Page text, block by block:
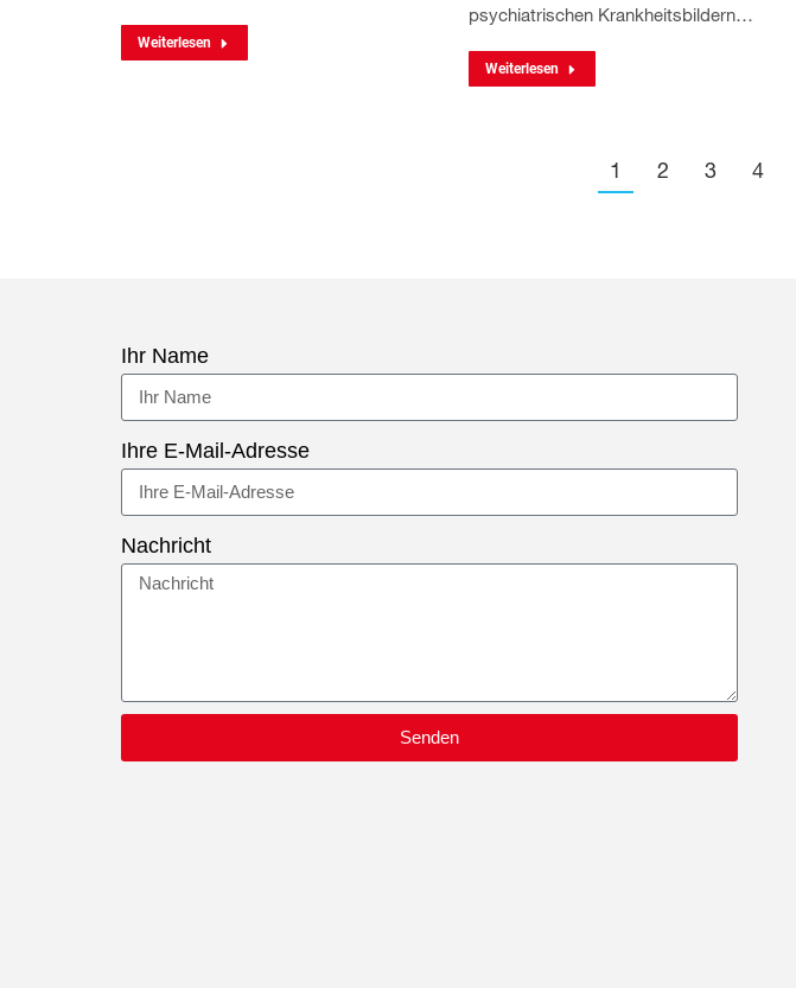
Weiterlesen
psychiatrischen Krankheitsbildern…
Weiterlesen
1 2 3 4
Ihr Name
Ihre E-Mail-Adresse
Nachricht
Senden